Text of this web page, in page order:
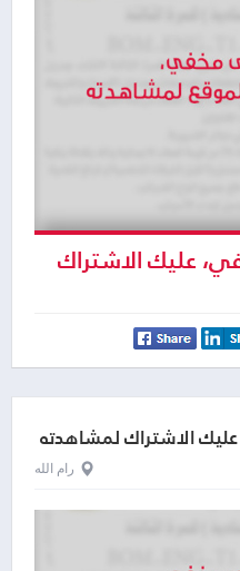
عليك الاشتراك
الاشتراك لمشاهدته
رام الله